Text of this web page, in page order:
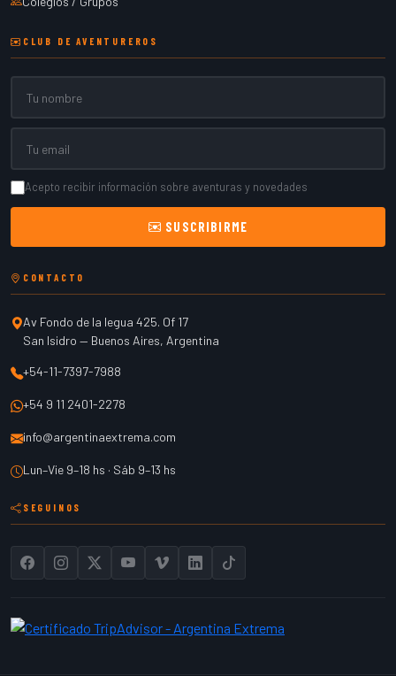
CLUB DE AVENTUREROS
Acepto recibir información sobre aventuras y novedades
SUSCRIBIRME
CONTACTO
Av Fondo de la legua 425. Of 17
San Isidro — Buenos Aires, Argentina
+54-11-7397-7988
+54 9 11 2401-2278
info@argentinaextrema.com
Lun–Vie 9–18 hs · Sáb 9–13 hs
SEGUINOS